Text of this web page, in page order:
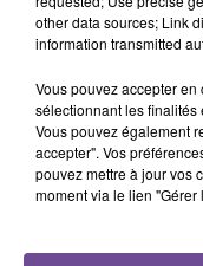
MANON LISA
Cet élément est
other data sources; Link
information transmitted
Vous pouvez accepter en
sélectionnant les finalités
Vous pouvez également
accepter". Vos
pouvez mettre à jour vos
moment via le lien